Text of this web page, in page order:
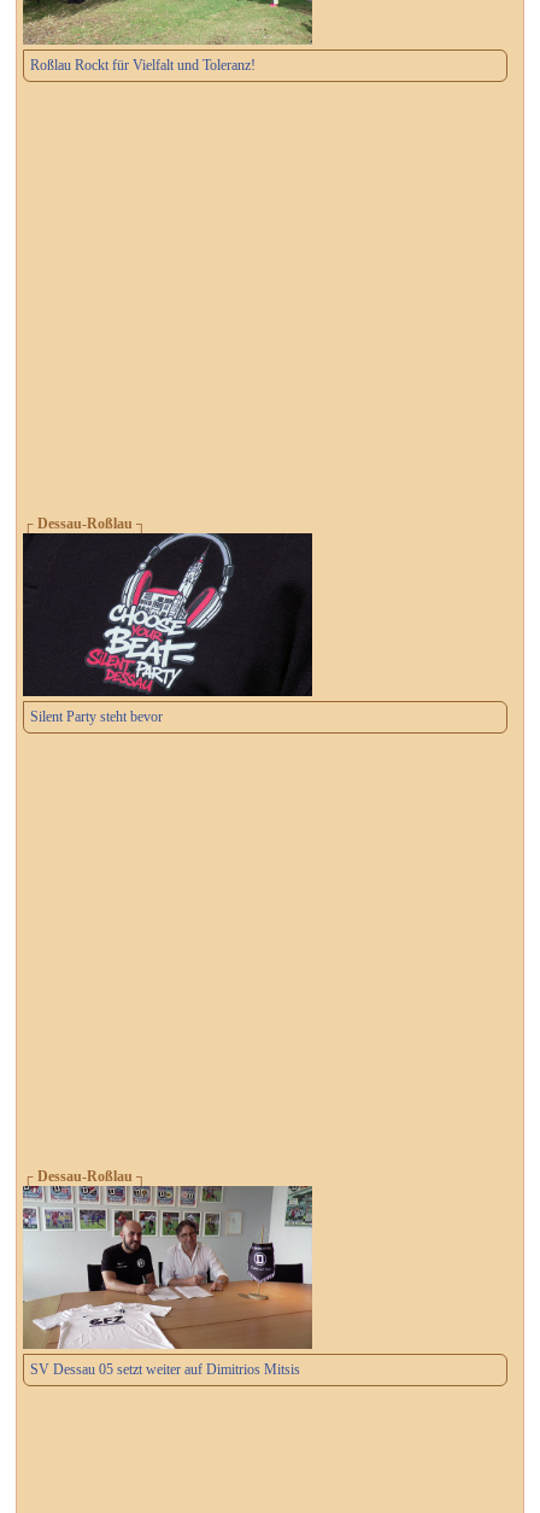
Roßlau Rockt für Vielfalt und Toleranz!
┌ Dessau-Roßlau ┐
Silent Party steht bevor
┌ Dessau-Roßlau ┐
SV Dessau 05 setzt weiter auf Dimitrios Mitsis